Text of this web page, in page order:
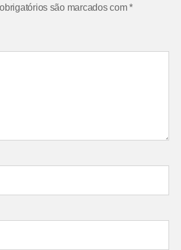
são marcados com*